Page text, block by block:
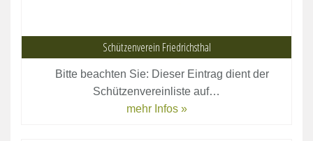
Schützenverein Friedrichsthal
Bitte beachten Sie: Dieser Eintrag dient der
Schützenvereinliste auf…
mehr Infos »